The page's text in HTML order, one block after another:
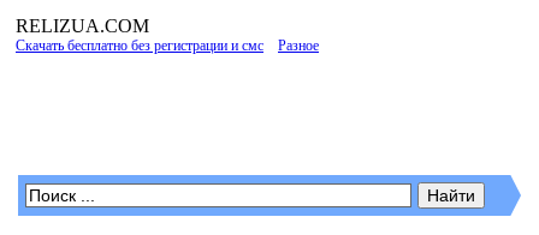
RELIZUA.COM
Скачать бесплатно без регистрации и смс Разное